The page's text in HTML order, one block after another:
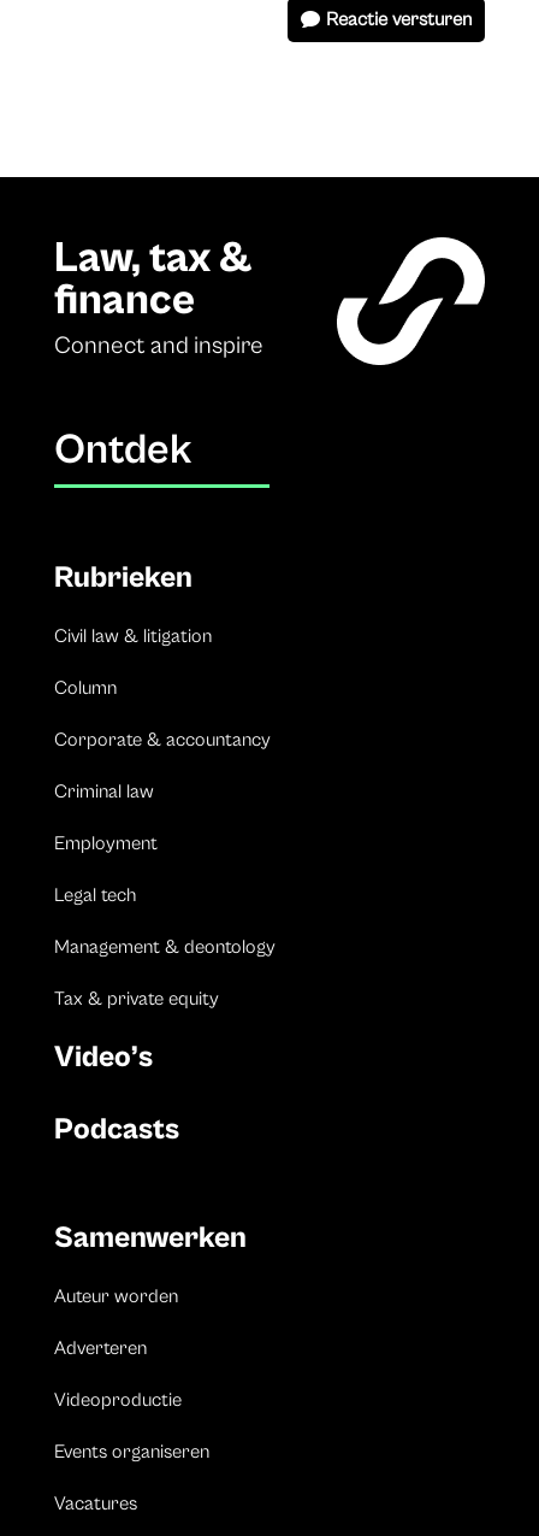
Reactie versturen
Law, tax &
finance
Connect and inspire
Ontdek
Rubrieken
Civil law & litigation
Column
Corporate & accountancy
Criminal law
Employment
Legal tech
Management & deontology
Tax & private equity
Video’s
Podcasts
Samenwerken
Auteur worden
Adverteren
Videoproductie
Events organiseren
Vacatures